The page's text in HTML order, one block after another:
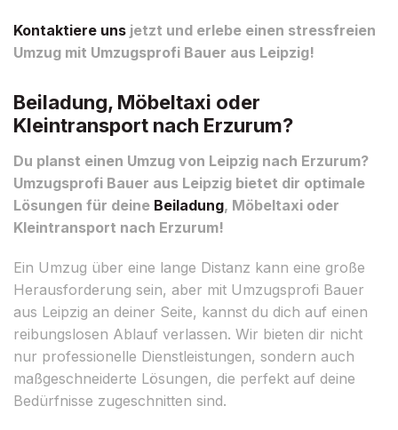
Kontaktiere uns jetzt und erlebe einen stressfreien
Umzug mit Umzugsprofi Bauer aus Leipzig!
Beiladung, Möbeltaxi oder
Kleintransport nach Erzurum?
Du planst einen Umzug von Leipzig nach Erzurum?
Umzugsprofi Bauer aus Leipzig bietet dir optimale
Lösungen für deine Beiladung, Möbeltaxi oder
Kleintransport nach Erzurum!
Ein Umzug über eine lange Distanz kann eine große
Herausforderung sein, aber mit Umzugsprofi Bauer
aus Leipzig an deiner Seite, kannst du dich auf einen
reibungslosen Ablauf verlassen. Wir bieten dir nicht
nur professionelle Dienstleistungen, sondern auch
maßgeschneiderte Lösungen, die perfekt auf deine
Bedürfnisse zugeschnitten sind.